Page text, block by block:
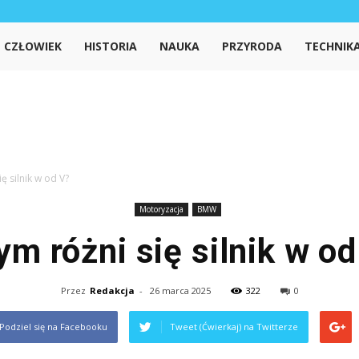
Wiedzanet.pl
CZŁOWIEK HISTORIA NAUKA PRZYRODA
silnik w od V?
Motoryzacja BMW
różni się silnik w
Przez Redakcja - 26 marca 2025 322 0
Podziel się na Facebooku Tweet (Ćwierkaj) na Twitterze